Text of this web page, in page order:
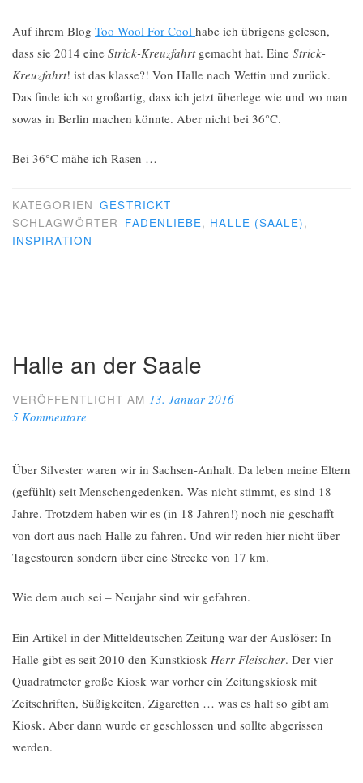
Auf ihrem Blog Too Wool For Cool habe ich übrigens gelesen,
dass sie 2014 eine Strick-Kreuzfahrtgemacht hat. Eine Strick-
Kreuzfahrt! ist das klasse?! Von Halle nach Wettin und zurück.
Das finde ich so großartig, dass ich jetzt überlege wie und wo man
sowas in Berlin machen könnte. Aber nicht bei 36°C.
Bei 36°C mähe ich Rasen …
KATEGORIEN GESTRICKT
SCHLAGWÖRTER FADENLIEBE, HALLE (SAALE),
INSPIRATION
Halle an der Saale
VERÖFFENTLICHT AM 13. Januar 2016
5 Kommentare
Über Silvester waren wir in Sachsen-Anhalt. Da leben meine Eltern
(gefühlt) seit Menschengedenken. Was nicht stimmt, es sind 18
Jahre. Trotzdem haben wir es (in 18 Jahren!) noch nie geschafft
von dort aus nach Halle zu fahren. Und wir reden hier nicht über
Tagestouren sondern über eine Strecke von 17 km.
Wie dem auch sei – Neujahr sind wir gefahren.
Ein Artikel in der Mitteldeutschen Zeitung war der Auslöser: In
Halle gibt es seit 2010 den Kunstkiosk Herr Fleischer. Der vier
Quadratmeter große Kiosk war vorher ein Zeitungskiosk mit
Zeitschriften, Süßigkeiten, Zigaretten … was es halt so gibt am
Kiosk. Aber dann wurde er geschlossen und sollte abgerissen
werden.